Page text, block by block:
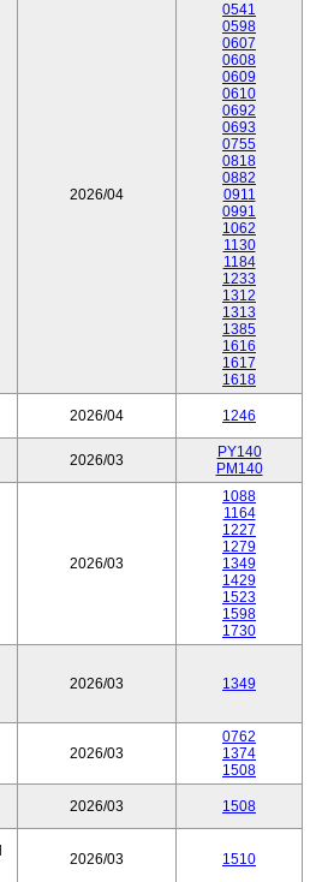
2026/04
0541
0598
0607
0608
0609
0610
0692
0693
0755
0818
0882
0911
0991
1062
1130
1184
1233
1312
1313
1385
1616
1617
1618
2026/04 1246
2026/03
PY140
PM140
2026/03
1088
1164
1227
1279
1349
1429
1523
1598
1730
2026/03 1349
2026/03
0762
1374
1508
2026/03 1508
2026/03 1510